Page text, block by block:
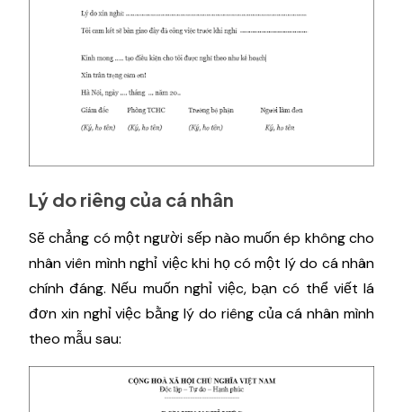
Lý do riêng của cá nhân
Sẽ chẳng có một người sếp nào muốn ép không cho
nhân viên mình nghỉ việc khi họ có một lý do cá nhân
chính đáng. Nếu muốn nghỉ việc, bạn có thể viết lá
đơn xin nghỉ việc bằng lý do riêng của cá nhân mình
theo mẫu sau: